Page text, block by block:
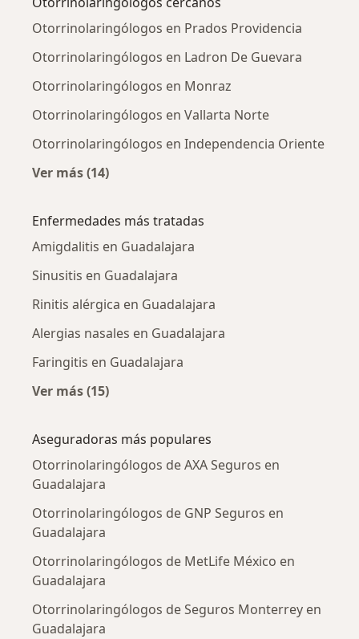
Otorrinolaringólogos en Prados Providencia
Otorrinolaringólogos en Ladron De Guevara
Otorrinolaringólogos en Monraz
Otorrinolaringólogos en Vallarta Norte
Otorrinolaringólogos en Independencia Oriente
Ver más (14)
Enfermedades más tratadas
Amigdalitis en Guadalajara
Sinusitis en Guadalajara
Rinitis alérgica en Guadalajara
Alergias nasales en Guadalajara
Faringitis en Guadalajara
Ver más (15)
Aseguradoras más populares
Otorrinolaringólogos de AXA Seguros en
Guadalajara
Otorrinolaringólogos de GNP Seguros en
Guadalajara
Otorrinolaringólogos de MetLife México en
Guadalajara
Otorrinolaringólogos de Seguros Monterrey en
Guadalajara